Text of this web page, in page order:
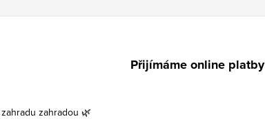
zahradou 🌿
Přijímáme online platby